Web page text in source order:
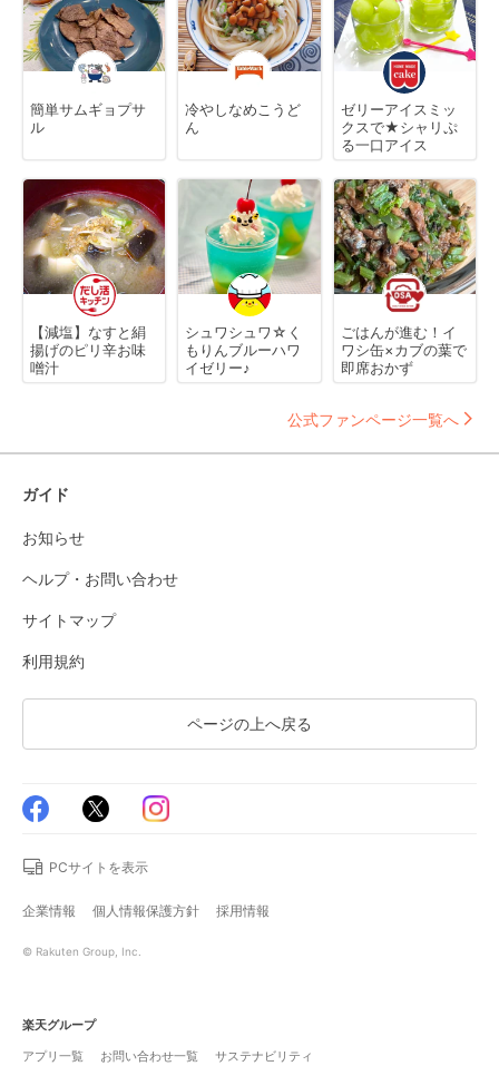
簡単サムギョプサ
ル
冷やしなめこうど
ん
ゼリーアイスミッ
クスで★シャリぷ
る一口アイス
【減塩】なすと絹
揚げのピリ辛お味
噌汁
シュワシュワ☆く
もりんブルーハワ
イゼリー♪
ごはんが進む！イ
ワシ缶×カブの葉で
即席おかず
公式ファンページ一覧へ
ガイド
お知らせ
ヘルプ・お問い合わせ
サイトマップ
利用規約
ページの上へ戻る
PCサイトを表示
企業情報 個人情報保護方針 採用情報
© Rakuten Group, Inc.
楽天グループ
アプリ一覧
お問い合わせ一覧 サステナビリティ